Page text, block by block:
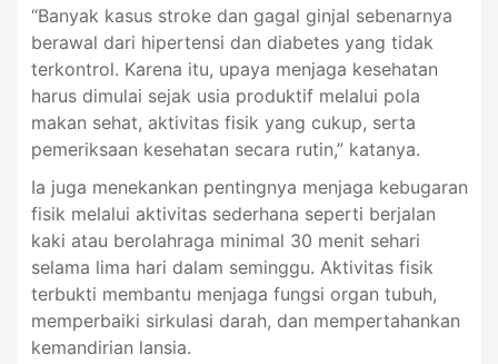
“Banyak kasus stroke dan gagal ginjal sebenarnya
berawal dari hipertensi dan diabetes yang tidak
terkontrol. Karena itu, upaya menjaga kesehatan
harus dimulai sejak usia produktif melalui pola
makan sehat, aktivitas fisik yang cukup, serta
pemeriksaan kesehatan secara rutin,” katanya.
Ia juga menekankan pentingnya menjaga kebugaran
fisik melalui aktivitas sederhana seperti berjalan
kaki atau berolahraga minimal 30 menit sehari
selama lima hari dalam seminggu. Aktivitas fisik
terbukti membantu menjaga fungsi organ tubuh,
memperbaiki sirkulasi darah, dan mempertahankan
kemandirian lansia.